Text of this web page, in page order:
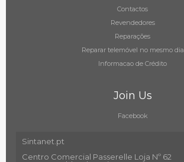
Contactos
Revendedores
Reparações
Reparar telemóvel no mesmo dia
Informacao de Crédito
Join Us
Facebook
Sintanet.pt
Centro Comercial Passerelle Loja Nº 62